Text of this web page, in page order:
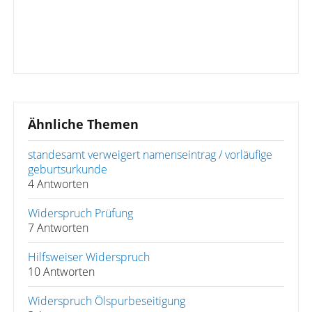
Ähnliche Themen
standesamt verweigert namenseintrag / vorläufige
geburtsurkunde
4 Antworten
Widerspruch Prüfung
7 Antworten
Hilfsweiser Widerspruch
10 Antworten
Widerspruch Ölspurbeseitigung